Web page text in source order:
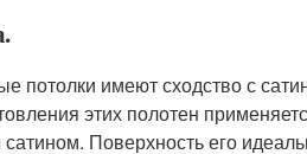
потолки имеют сходство с
этих полотен
Поверхность его